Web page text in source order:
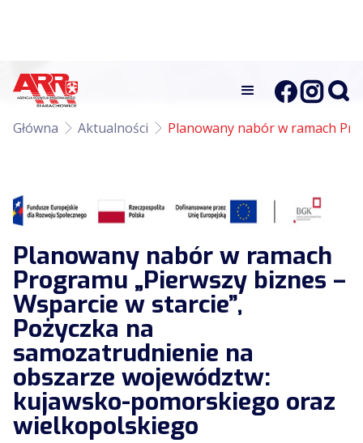
Główna Aktualności Planowany nabór w ramach
Planowany nabór w ramach
Programu „Pierwszy biznes –
Wsparcie w starcie”,
Pożyczka na
samozatrudnienie na
obszarze województw:
kujawsko-pomorskiego oraz
wielkopolskiego